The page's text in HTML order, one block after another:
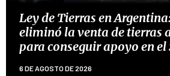
Ley de Tierras en
eliminó la venta de tierras
para conseguir apoyo en el
6 DE AGOSTO DE 2026